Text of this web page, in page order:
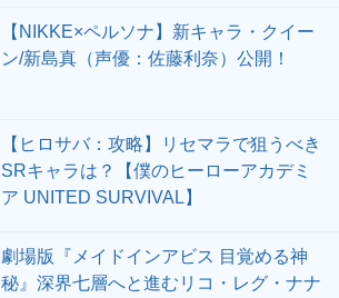
【NIKKE×ペルソナ】新キャラ・クイー
ン/新島真（声優：佐藤利奈）公開！
【ヒロサバ：攻略】リセマラで狙うべき
SRキャラは？【僕のヒーローアカデミ
ア UNITED SURVIVAL】
劇場版『メイドインアビス 目覚める神
秘』深界七層へと進むリコ・レグ・ナナ